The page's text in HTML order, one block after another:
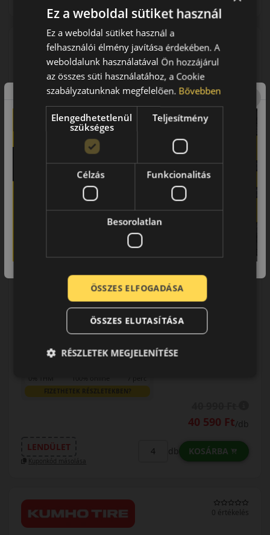
0 értékelés
NÉGYÉVSZAKOS GUMI
CX11 Portran 4S
215/60R16C (103/101) T
AKÁR 6.000 FT SZERELÉSI
KEDVEZMÉNY!
Használja a LENDÜLET
0%
EPREL cimke adatok:
FIZETHETEK RÉSZLETEKBEN?
40 590 Ft/db
LENDÜLET
Kuponkód másolása
db KOSÁRBA
0 értékelés
Ez a weboldal sütiket használ
Ez a weboldal sütiket használ a
felhasználói élmény javítása érdekében. A
weboldalunk használatával Ön hozzájárul
az összes süti használatához, a Cookie
szabályzatunknak megfelelően. Bővebben
Elengedhetetlenül
szükséges
Teljesítmény
Célzás Funkcionalitás
Besorolatlan
ÖSSZES ELFOGADÁSA
ÖSSZES ELUTASÍTÁSA
RÉSZLETEK MEGJELENÍTÉSE